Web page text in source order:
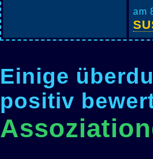
am
Einige
positiv